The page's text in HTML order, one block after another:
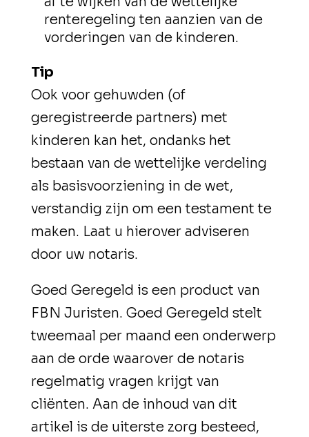
renteregeling ten aanzien van de
vorderingen van de kinderen.
Tip
Ook voor gehuwden (of
geregistreerde partners) met
kinderen kan het, ondanks het
bestaan van de wettelijke verdeling
als basisvoorziening in de wet,
verstandig zijn om een testament te
maken. Laat u hierover adviseren
door uw notaris.
Goed Geregeld is een product van
FBN Juristen. Goed Geregeld stelt
tweemaal per maand een onderwerp
aan de orde waarover de notaris
regelmatig vragen krijgt van
cliënten. Aan de inhoud van dit
artikel is de uiterste zorg besteed,